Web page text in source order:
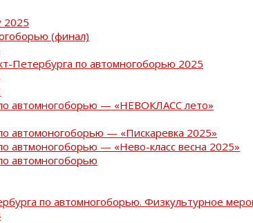
2025
(финал)
Петербурга по автомногоборью 2025
автомногоборью — «НЕВОКЛАСС лето»
автомоногоборью — «Пискаревка 2025»
автмоногоборью — «Нево-класс весна 2025»
автомногоборью
по автомногоборью. Физкультурное